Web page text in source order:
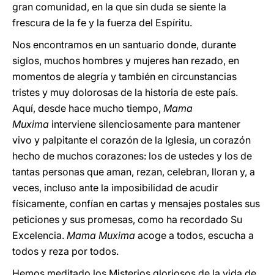
gran comunidad, en la que sin duda se siente la
frescura de la fe y la fuerza del Espíritu.
Nos encontramos en un santuario donde, durante
siglos, muchos hombres y mujeres han rezado, en
momentos de alegría y también en circunstancias
tristes y muy dolorosas de la historia de este país.
Aquí, desde hace mucho tiempo, Mama
Muxima interviene silenciosamente para mantener
vivo y palpitante el corazón de la Iglesia, un corazón
hecho de muchos corazones: los de ustedes y los de
tantas personas que aman, rezan, celebran, lloran y, a
veces, incluso ante la imposibilidad de acudir
físicamente, confían en cartas y mensajes postales sus
peticiones y sus promesas, como ha recordado Su
Excelencia. Mama Muxima acoge a todos, escucha a
todos y reza por todos.